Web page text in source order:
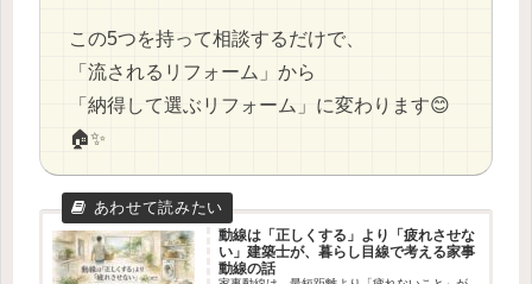
この5つを持って相談するだけで、
「流されるリフォーム」から
「納得して選ぶリフォーム」に変わります😊
🏠✨
動線は「正しくする」より「疲れさせな
い」建築士が、暮らし目線で考える家事
動線の話